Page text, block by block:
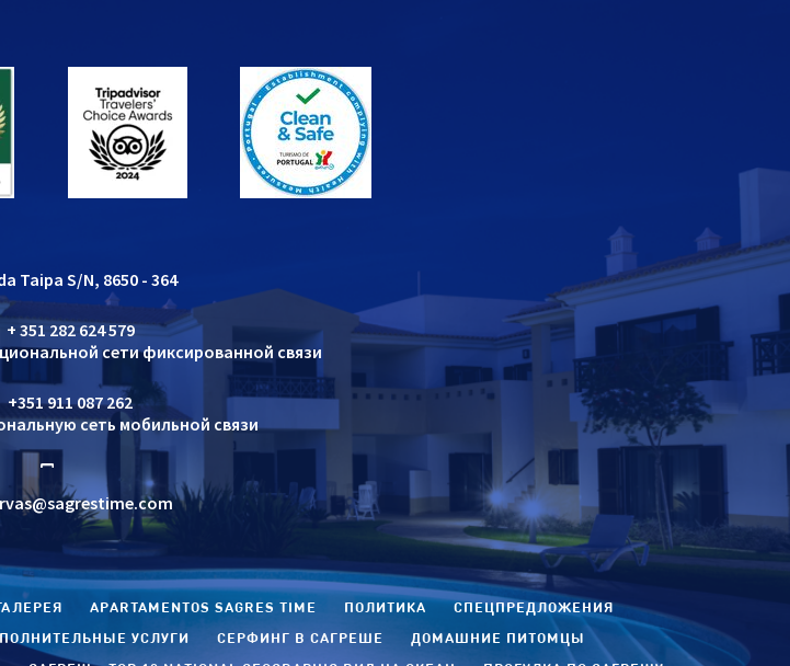
Taipa S/N, 8650 - 364
+ 351 282 624 579
сети фиксированной связи
+351 911 087 262
сеть мобильной связи
APARTAMENTOS SAGRES TIME ПОЛИТИКА СПЕЦПРЕДЛОЖЕНИЯ
УСЛУГИ СЕРФИНГ В САГРЕШЕ ДОМАШНИЕ ПИТОМЦЫ